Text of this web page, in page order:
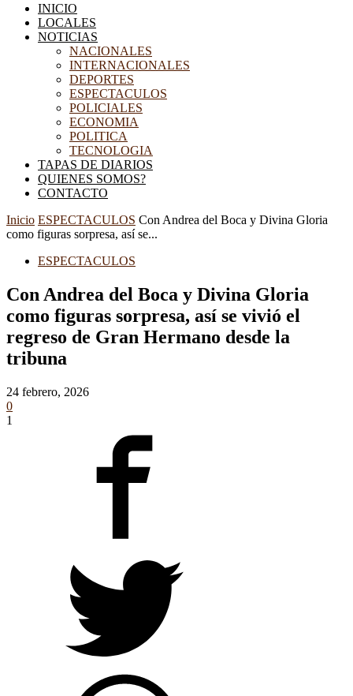
INICIO
LOCALES
NOTICIAS
NACIONALES
INTERNACIONALES
DEPORTES
ESPECTACULOS
POLICIALES
ECONOMIA
POLITICA
TECNOLOGIA
TAPAS DE DIARIOS
QUIENES SOMOS?
CONTACTO
Inicio ESPECTACULOS Con Andrea del Boca y Divina Gloria
como figuras sorpresa, así se...
ESPECTACULOS
Con Andrea del Boca y Divina Gloria
como figuras sorpresa, así se vivió el
regreso de Gran Hermano desde la
tribuna
24 febrero, 2026
0
1